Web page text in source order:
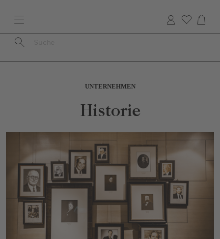
Inhalt
PfadnavigationUNTERNEHMEN
Historie